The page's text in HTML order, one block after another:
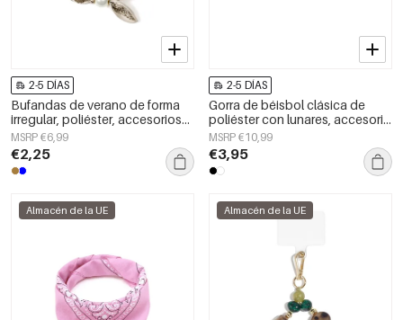
2-5 DÍAS
Bufandas de verano de forma
irregular, poliéster, accesorios
diarios
MSRP €6,99
€2,25
2-5 DÍAS
Gorra de béisbol clásica de
poliéster con lunares, accesorio
diario.
MSRP €10,99
€3,95
Almacén de la UE Almacén de la UE